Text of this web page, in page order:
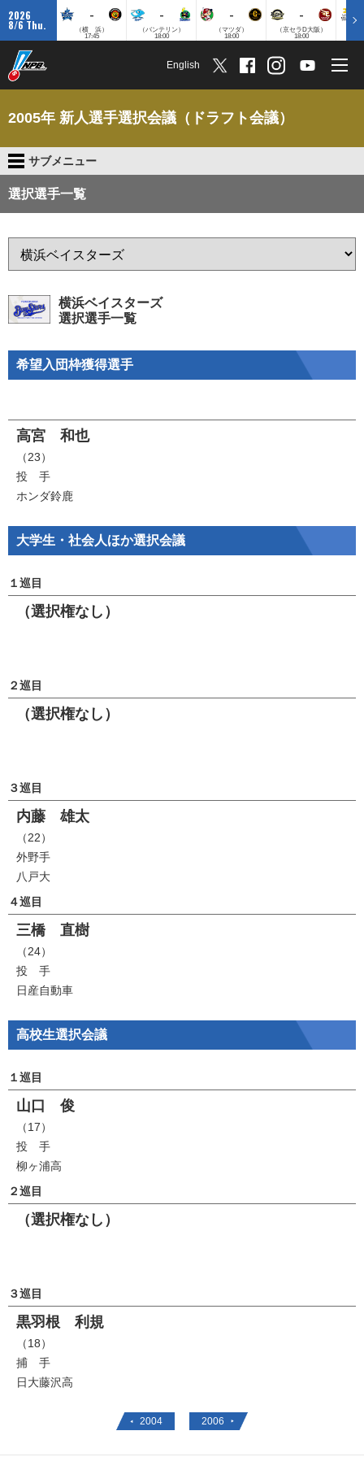
2026
8/6 Thu.
-
（横 浜）
17:45
-
（バンテリン）
18:00
-
（マツダ）
18:00
-
（京セラD大阪）
18:00
English
2005年 新人選手選択会議（ドラフト会議）
サブメニュー
選択選手一覧
横浜ベイスターズ
選択選手一覧
希望入団枠獲得選手
高宮 和也
（23）
投 手
ホンダ鈴鹿
大学生・社会人ほか選択会議
１巡目
（選択権なし）
２巡目
（選択権なし）
３巡目
内藤 雄太
（22）
外野手
八戸大
４巡目
三橋 直樹
（24）
投 手
日産自動車
高校生選択会議
１巡目
山口 俊
（17）
投 手
柳ヶ浦高
２巡目
（選択権なし）
３巡目
黒羽根 利規
（18）
捕 手
日大藤沢高
2004 2006